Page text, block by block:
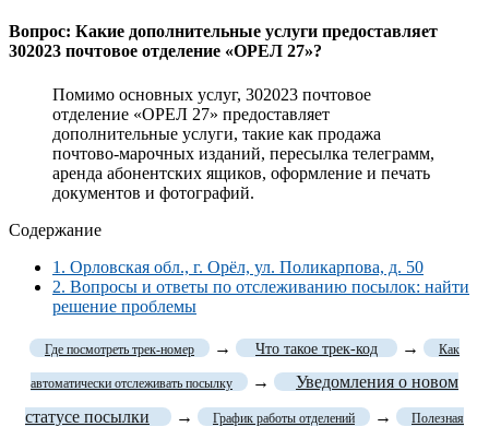
Вопрос: Какие дополнительные услуги предоставляет
302023 почтовое отделение «ОРЕЛ 27»?
Помимо основных услуг, 302023 почтовое
отделение «ОРЕЛ 27» предоставляет
дополнительные услуги, такие как продажа
почтово-марочных изданий, пересылка телеграмм,
аренда абонентских ящиков, оформление и печать
документов и фотографий.
Содержание
1. Орловская обл., г. Орёл, ул. Поликарпова, д. 50
2. Вопросы и ответы по отслеживанию посылок: найти
решение проблемы
Где посмотреть трек-номер → Что такое трек-код → Как
автоматически отслеживать посылку →
Уведомления о новом
статусе посылки
→ График работы отделений → Полезная